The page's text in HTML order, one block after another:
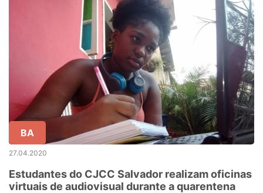
BA
27.04.2020
Estudantes do CJCC Salvador realizam oficinas
virtuais de audiovisual durante a quarentena